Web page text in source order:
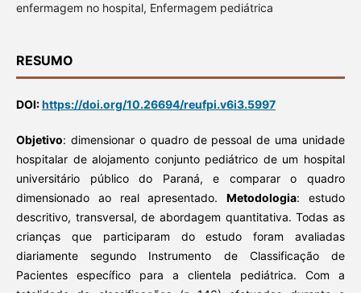
enfermagem no hospital, Enfermagem pediátrica
RESUMO
DOI:https://doi.org/10.26694/reufpi.v6i3.5997
Objetivo: dimensionar o quadro de pessoal de uma unidade
hospitalar de alojamento conjunto pediátrico de um hospital
universitário público do Paraná, e comparar o quadro
dimensionado ao real apresentado.Metodologia: estudo
descritivo, transversal, de abordagem quantitativa. Todas as
crianças que participaram do estudo foram avaliadas
diariamente segundo Instrumento de Classificação de
Pacientes específico para a clientela pediátrica. Com a